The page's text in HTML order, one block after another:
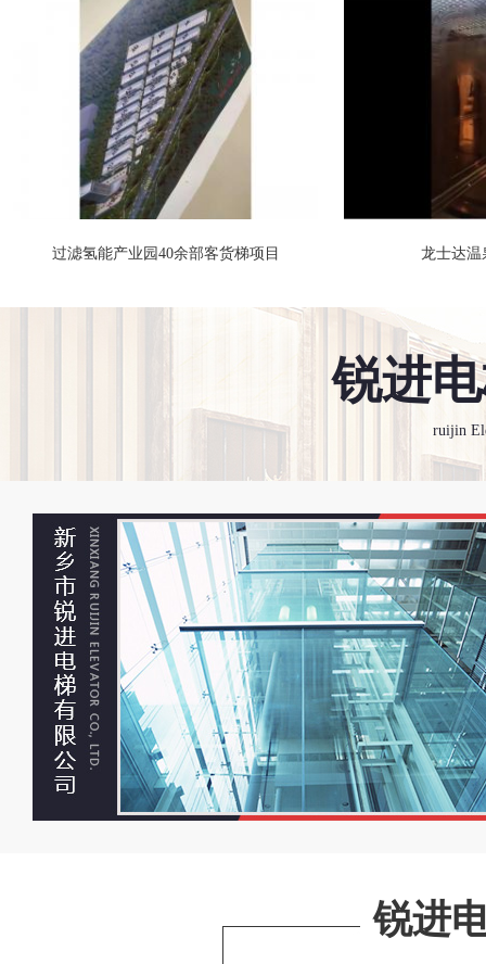
货梯
观光电梯 观
过滤氢能产业园40余部客货梯项目 龙士达温
嘉亿新闻大厦 河师大图书馆，
锐进
ruijin
锐进